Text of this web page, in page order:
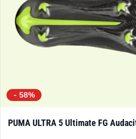
Produktseite
gewählt
werden
- 58%
PUMA ULTRA 5 Ultimate FG